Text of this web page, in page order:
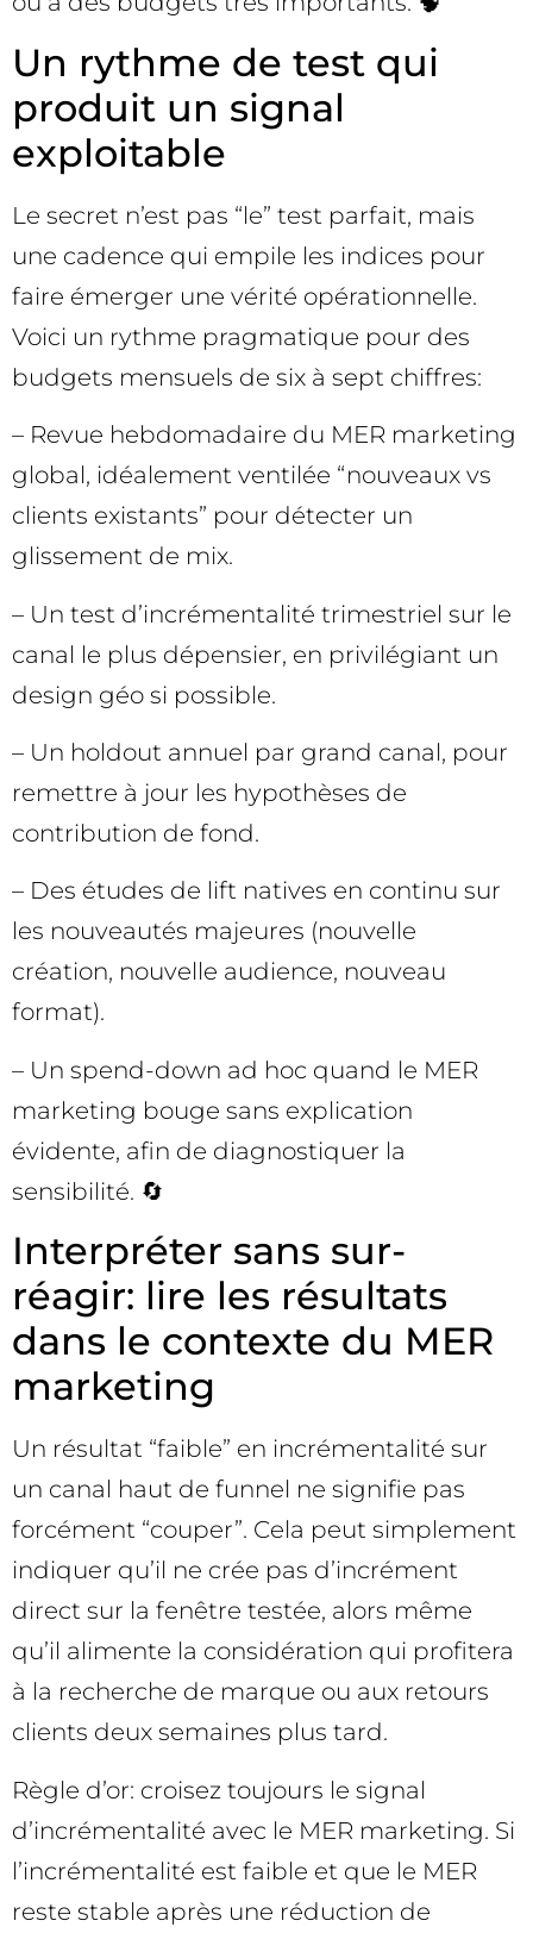
Un rythme de test qui
produit un signal
exploitable
Le secret n’est pas “le” test parfait, mais
une cadence qui empile les indices pour
faire émerger une vérité opérationnelle.
Voici un rythme pragmatique pour des
budgets mensuels de six à sept chiffres:
– Revue hebdomadaire du MER marketing
global, idéalement ventilée “nouveaux vs
clients existants” pour détecter un
glissement de mix.
– Un test d’incrémentalité trimestriel sur le
canal le plus dépensier, en privilégiant un
design géo si possible.
– Un holdout annuel par grand canal, pour
remettre à jour les hypothèses de
contribution de fond.
– Des études de lift natives en continu sur
les nouveautés majeures (nouvelle
création, nouvelle audience, nouveau
format).
– Un spend-down ad hoc quand le MER
marketing bouge sans explication
évidente, afin de diagnostiquer la
sensibilité. 🔄
Interpréter sans sur-
réagir: lire les résultats
dans le contexte du MER
marketing
Un résultat “faible” en incrémentalité sur
un canal haut de funnel ne signifie pas
forcément “couper”. Cela peut simplement
indiquer qu’il ne crée pas d’incrément
direct sur la fenêtre testée, alors même
qu’il alimente la considération qui profitera
à la recherche de marque ou aux retours
clients deux semaines plus tard.
Règle d’or: croisez toujours le signal
d’incrémentalité avec le MER marketing. Si
l’incrémentalité est faible et que le MER
reste stable après une réduction de